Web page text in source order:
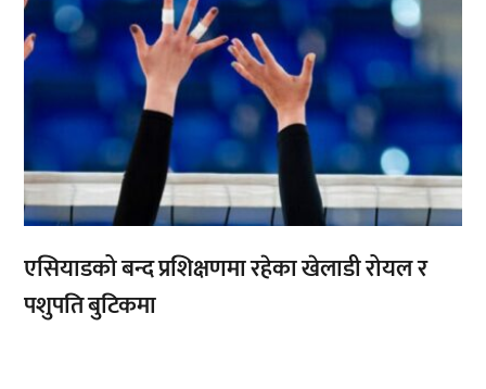
एसियाडको बन्द प्रशिक्षणमा रहेका खेलाडी रोयल र
पशुपति बुटिकमा